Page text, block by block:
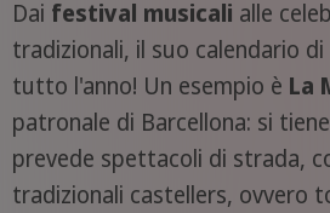
Dai festival musicali alle
tradizionali, il suo calendario
tutto l'anno! Un esempio è La
patronale di Barcellona: si
prevede spettacoli di strada,
tradizionali castellers, ovvero